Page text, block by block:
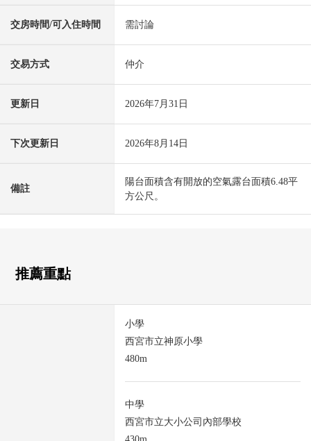
交房時間/可入住時間 需討論
交易方式 仲介
更新日 2026年7月31日
下次更新日 2026年8月14日
備註
陽台面積含有開放的空氣露台面積6.48平
方公尺。
推薦重點
小學
西宮市立神原小學
480m
中學
西宮市立大小公司內部學校